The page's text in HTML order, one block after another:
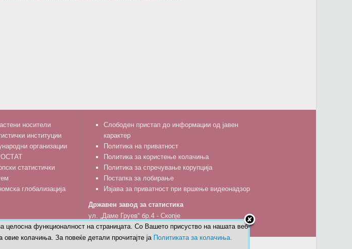
носители
институции
организации
статистички
глобализација
Слободен пристап до информации од јавен
карактер
Политика на приватност
Политика за користење колачиња
Политика за спречување корупција
Постапка за лобирање
Изјава за приватност при вршење видеонадзор
Државен завод за статистика
ул. „Даме Груев“ бр.4 - Скопје
тел: 02 3295 600; факс: 02 3111 336; 02 3136-197
целосна функционалност на страницата. Со Вашето присуство на нашата веб-
колачиња. За повеќе детали прочитајте ја Политиката за колачиња.